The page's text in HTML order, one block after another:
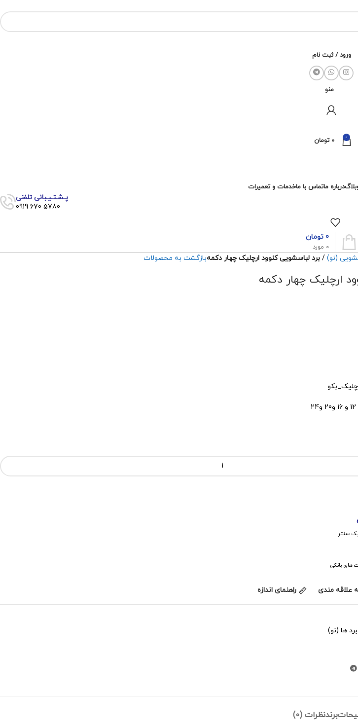
ورود / ثبت نام
منو
0
0 تومان
درباره ماتماس با ماخدمات و تعمیرات
پـشـتـیـبانی تلفنی
5780 670 0919
0 مورد
0 تومان
(نو) برد لباسشویی کنوود ارچلیک چهار دکمهبازگشت به محصولات
ارچلیک چهار دکمه
سنتر
های بانکی
علاقه مندی راهنمای اندازه
برد ها (نو)
برندنظرات (0)